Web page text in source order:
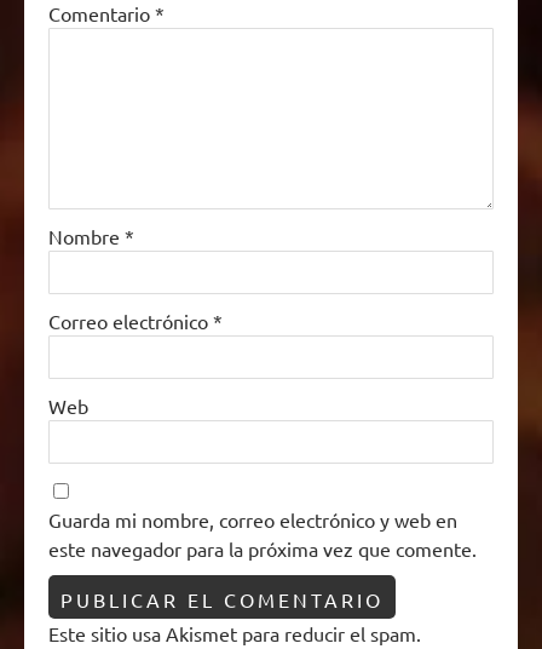
Comentario *
Nombre *
Correo electrónico *
Web
Guarda mi nombre, correo electrónico y web en
este navegador para la próxima vez que comente.
Este sitio usa Akismet para reducir el spam.